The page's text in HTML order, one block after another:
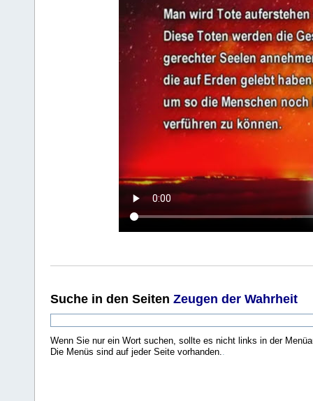
Suche in den Seiten Zeugen der Wahrheit
Wenn Sie nur ein Wort suchen, sollte es nicht links in der
Die Menüs sind auf jeder Seite vorhanden..